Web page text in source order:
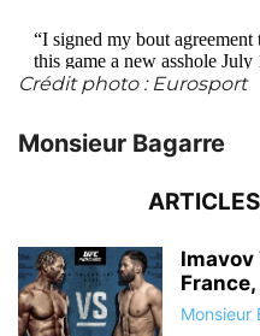
“I signed my bout
this game a new asshole
City! Full house!”
— Ariel Helwani
Crédit photo : Eurosport
Monsieur Bagarre
Imavov
Monsieur